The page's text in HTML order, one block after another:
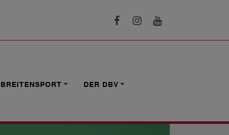
BREITENSPORT DER DBV